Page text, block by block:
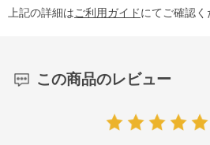
上記の詳細はご利用ガイドにてご確認く
この商品のレビュー